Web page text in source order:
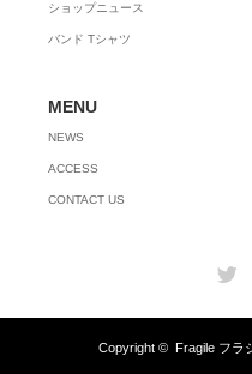
ショップニュース
バンド Tシャツ
MENU
NEWS
ACCESS
CONTACT US
Copyright © Fragile フラ